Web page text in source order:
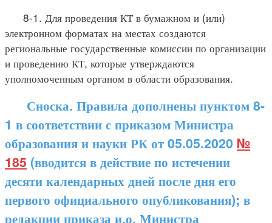
8-1. Для проведения КТ в бумажном и (или)
электронном форматах на местах создаются
региональные государственные комиссии по организации
и проведению КТ, которые утверждаются
уполномоченным органом в области образования.
Сноска. Правила дополнены пунктом 8-
1 в соответствии с приказом Министра
образования и науки РК от 05.05.2020 №
185 (вводится в действие по истечении
десяти календарных дней после дня его
первого официального опубликования); в
редакции приказа и.о. Министра